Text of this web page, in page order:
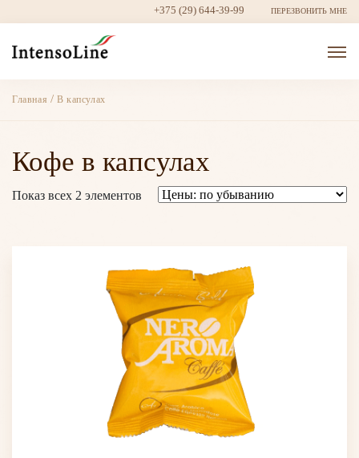
+375 (29) 644-39-99 ПЕРЕЗВОНИТЬ МНЕ
Главная / В капсулах
Кофе в капсулах
Показ всех 2 элементов